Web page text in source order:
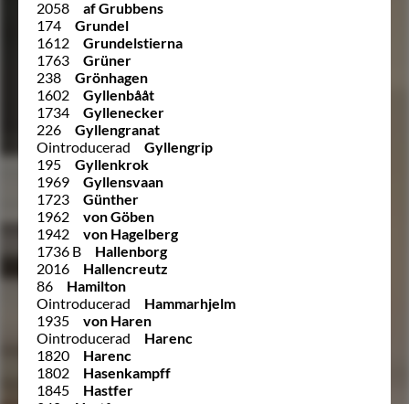
2058
af Grubbens
174
Grundel
1612
Grundelstierna
1763
Grüner
238
Grönhagen
1602
Gyllenbååt
1734
Gyllenecker
226
Gyllengranat
Ointroducerad
Gyllengrip
195
Gyllenkrok
1969
Gyllensvaan
1723
Günther
1962
von Göben
1942
von Hagelberg
1736 B
Hallenborg
2016
Hallencreutz
86
Hamilton
Ointroducerad
Hammarhjelm
1935
von Haren
Ointroducerad
Harenc
1820
Harenc
1802
Hasenkampff
1845
Hastfer